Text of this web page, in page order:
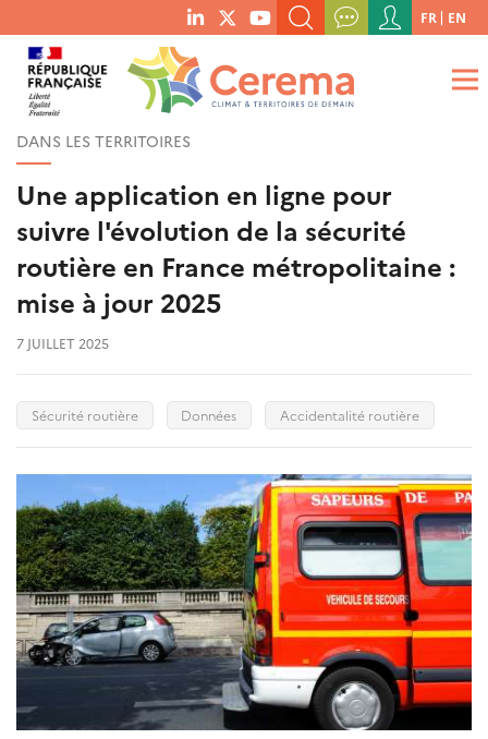
menu
social
links
RECHERCHER UN MOT-CLÉ, UNE PUBLICATION, ETC.
QUE RECHERCHEZ-VOUS ?
Menu
du
compte
de
FR EN
DANS LES TERRITOIRES
Une application en ligne pour
suivre l'évolution de la sécurité
routière en France métropolitaine :
mise à jour 2025
7 JUILLET 2025
Sécurité routière Données Accidentalité routière